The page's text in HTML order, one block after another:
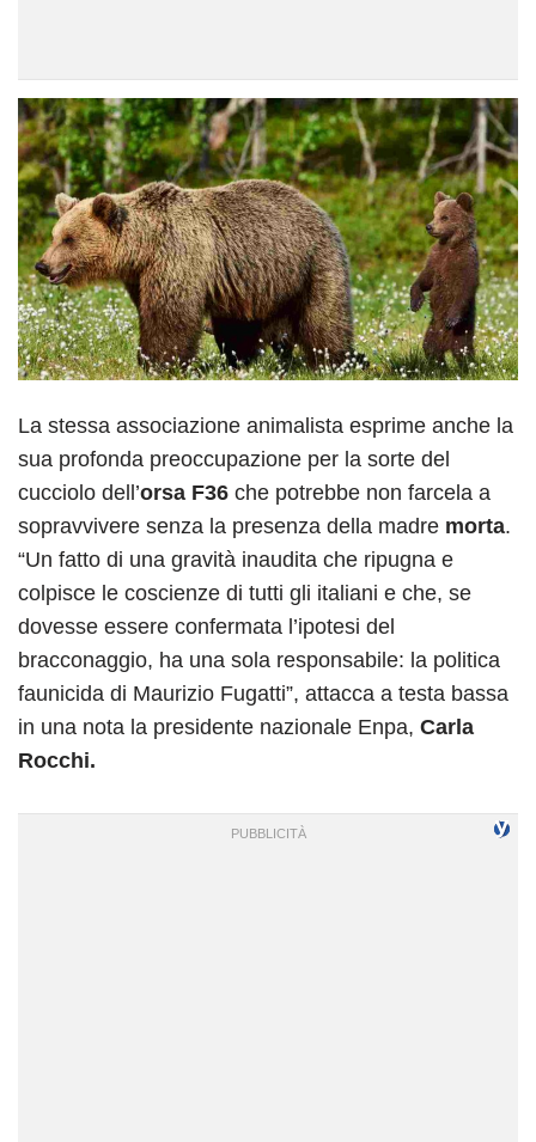
La stessa associazione animalista esprime anche la
sua profonda preoccupazione per la sorte del
cucciolo dell’orsa F36 che potrebbe non farcela a
sopravvivere senza la presenza della madre morta.
“Un fatto di una gravità inaudita che ripugna e
colpisce le coscienze di tutti gli italiani e che, se
dovesse essere confermata l’ipotesi del
bracconaggio, ha una sola responsabile: la politica
faunicida di Maurizio Fugatti”, attacca a testa bassa
in una nota la presidente nazionale Enpa, Carla
Rocchi.